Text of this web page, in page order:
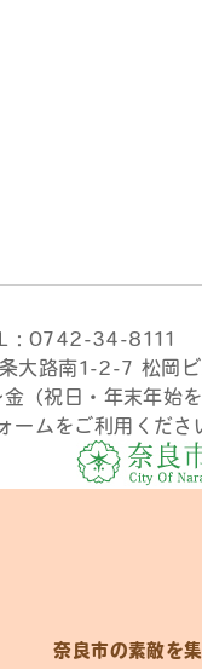
：0742-34-8111
大路南1-2-7 松岡
（祝日・年末年始を
ームをご利用くださ
奈良市の素敵を集